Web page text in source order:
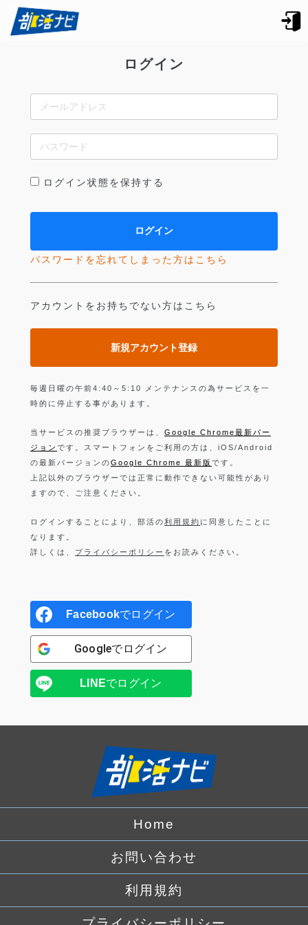
ログイン
ログイン状態を保持する
パスワードを忘れてしまった方はこちら
アカウントをお持ちでない方はこちら
新規アカウント登録
毎週日曜の午前4:40～5:10 メンテナンスの為サービスを一
時的に停止する事があります。
当サービスの推奨ブラウザーは、 Google Chrome最新バー
ジョン です。スマートフォンをご利用の方は、iOS/Android
の最新バージョンのGoogle Chrome 最新版 です。
上記以外のブラウザーでは正常に動作できない可能性があり
ますので、ご注意ください。
ログインすることにより、部活の利用規約 に同意したことに
なります。
詳しくは、 プライバシーポリシー をお読みください。
Facebookでログイン
Googleでログイン
LINEでログイン
Home
お問い合わせ
利用規約